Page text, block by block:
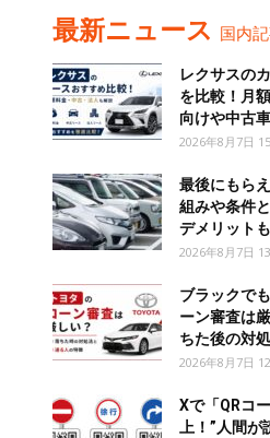
最新ニュース 国内
レクサスの
を比較！月
向けや中古
2026年8月7日
最後にもら
組みや条件
デメリットも
2026年8月7日
ブラックで
ーン審査は
ちた後の対
2026年8月7日
Xで「QRコ
上！”人間が